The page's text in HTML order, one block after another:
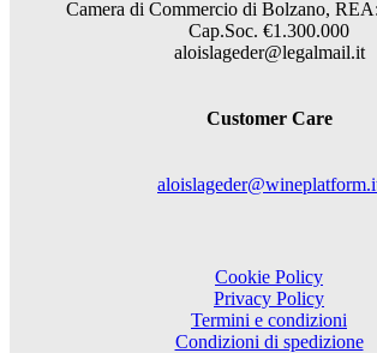
Camera di Commercio di Bolzano,
Cap.Soc. €1.300.000
aloislageder@legalmail.it
Customer Care
Cookie Policy
Privacy Policy
Termini e condizioni
Condizioni di spedizione